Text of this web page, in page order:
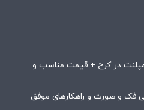
در کرج + قیمت مناسب و
فک و صورت و راهکارهای موفق